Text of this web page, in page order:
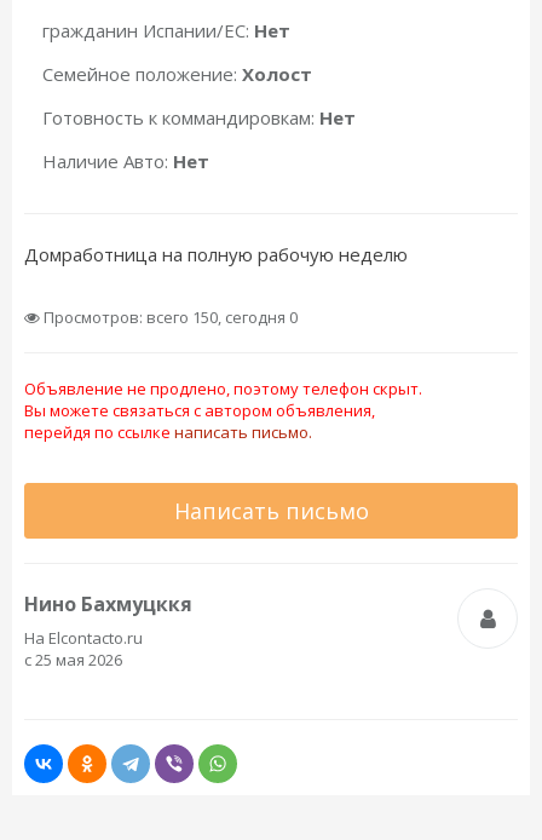
гражданин Испании/ЕС: Нет
Семейное положение: Холост
Готовность к коммандировкам: Нет
Наличие Авто: Нет
Домработница на полную рабочую неделю
Просмотров: всего 150, сегодня 0
Объявление не продлено, поэтому телефон скрыт.
Вы можете связаться с автором объявления,
перейдя по ссылке написать письмо.
Написать письмо
Нино Бахмуцккя
На Elcontacto.ru
с 25 мая 2026